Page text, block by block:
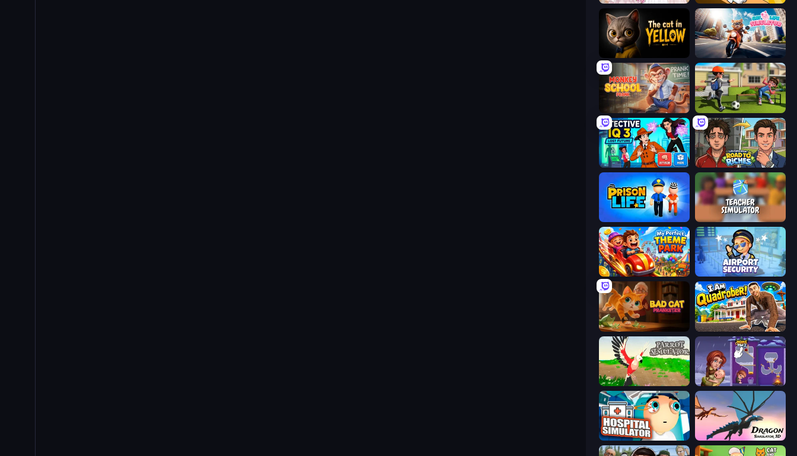
The Cat in Yellow Cat Life Simulator
Monkey School Prank The Prank King
Detective IQ 3 Life Simulator: Road to Riches
Prison Life Teacher Simulator
My Perfect Theme Park Airport Security
Bad Cat Prankster I Am Quadrober!
Parrot Simulator Home Pin 2
Hospital Simulator Dragon Simulator 3D